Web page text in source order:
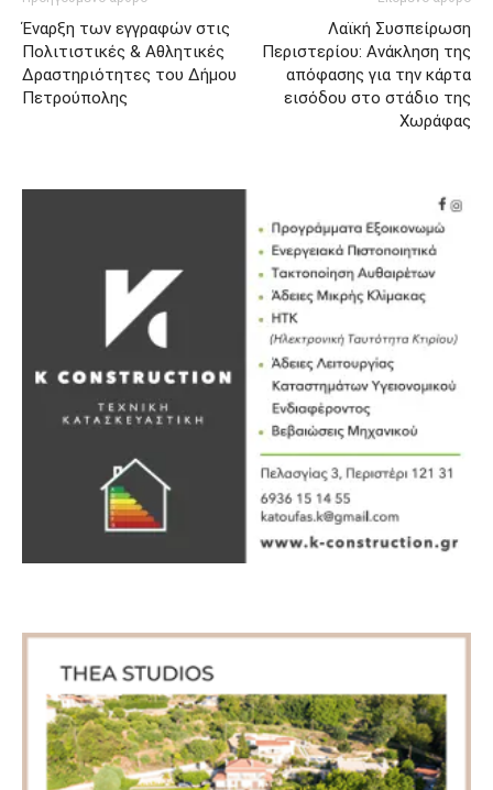
Έναρξη των εγγραφών στις
Πολιτιστικές & Αθλητικές
Δραστηριότητες του Δήμου
Πετρούπολης
Λαϊκή Συσπείρωση
Περιστερίου: Ανάκληση της
απόφασης για την κάρτα
εισόδου στο στάδιο της
Χωράφας